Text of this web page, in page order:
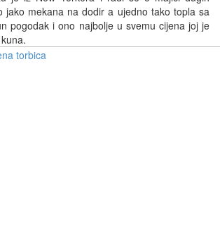
jako mekana na dodir a ujedno tako topla sa
pogodak i ono najbolje u svemu cijena joj je